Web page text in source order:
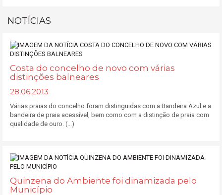
NOTÍCIAS
Costa do concelho de novo com várias
distinções balneares
28.06.2013
Várias praias do concelho foram distinguidas com a Bandeira Azul e a
bandeira de praia acessível, bem como com a distinção de praia com
qualidade de ouro. (...)
Quinzena do Ambiente foi dinamizada pelo
Município